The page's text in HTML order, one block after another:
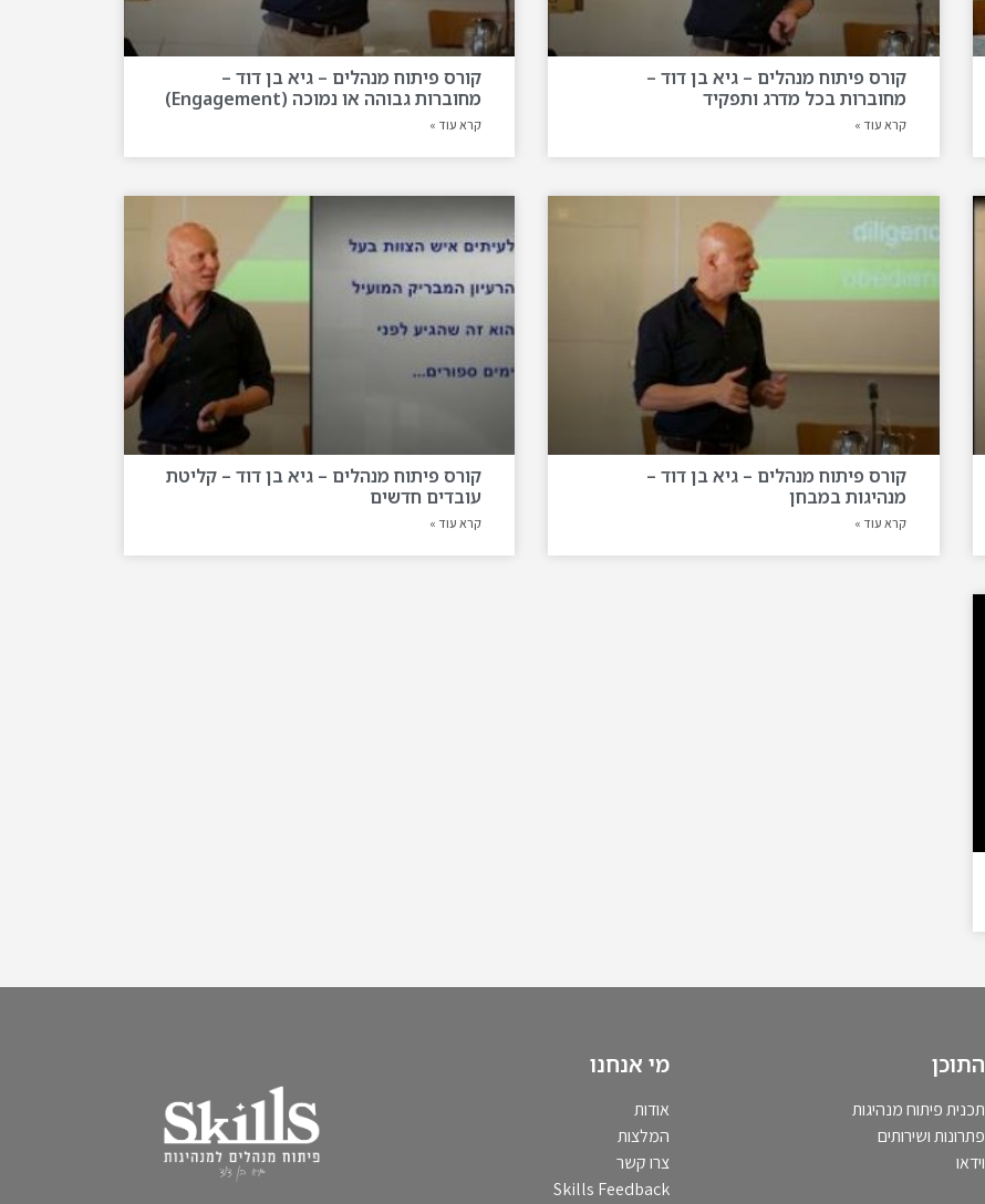
קורס פיתוח מנהלים – גיא בן דוד –
מחוברות בכל מדרג ותפקיד
קרא עוד »
קורס פיתוח מנהלים – גיא בן דוד –
מחוברות גבוהה או נמוכה (Engagement)
קרא עוד »
קורס פיתוח מנהלים – גיא בן דוד –
מנהיגות במבחן
קרא עוד »
קורס פיתוח מנהלים – גיא בן דוד – קליטת
עובדים חדשים
קרא עוד »
התוכן
תכנית פיתוח מנהיגות
פתרונות ושירותים
וידאו
מי אנחנו
אודות
המלצות
צרו קשר
Skills Feedback